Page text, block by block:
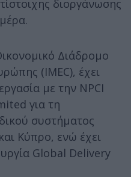
διοργάνωσης
Διάδρομο
(IMEC), έχει
με την NPCI
για τη
συστήματος
Κύπρο, ενώ έχει
Global Delivery